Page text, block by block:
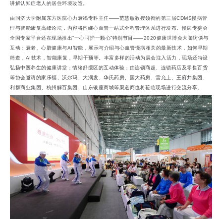
讲解认知症老人的居住环境改造。
由同济大学附属东方医院心力衰竭专科主任——范慧敏教授领衔的第三届CDMS慢病管
理与智能康复高峰论坛，内容将围绕心血管一站式全程管理体系进行发布。慢病专委会
全国专家平台还在现场推出“一心呵护一颗心”特别节目——2020健康世博会大咖访谈与
互动：衰老、心脏健康与AI智能，展示与介绍与心血管慢病相关的最新技术，如何早期
筛查，AI技术，智能康复，早期干预等。丰富多样的活动为展会注入活力，现场还特设
弘扬中医养生的健康讲堂；情绪舒缓区的互动体验；由连锁商超、连锁药店及零售百货
等协会邀请的家乐福、沃尔玛、大润发、华氏药房、国大药房、雷允上、王府井集团、
利群商业集团、杭州解百集团、山东银座商城等渠道商也将莅临现场进行交流分享。